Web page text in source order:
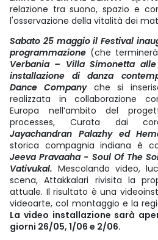
relazione tra suono, spazio e
l'osservazione della vitalità dei
Sabato 25 maggio il Festival
programmazione (che
Verbania – Villa Simonetta
installazione di danza
Dance Company che si
realizzata in collaborazione
Europa nell’ambito del
processes, Curata dai
Jayachandran Palazhy ed
storica compagnia indiana è
Jeeva Pravaaha - Soul Of The
Vativukal. Mescolando video,
scena, Attakkalari rivisita la
attuale. Il risultato è una
videoarte, col montaggio e la
La video installazione sarà
giorni 26/05, 1/06 e 2/06.